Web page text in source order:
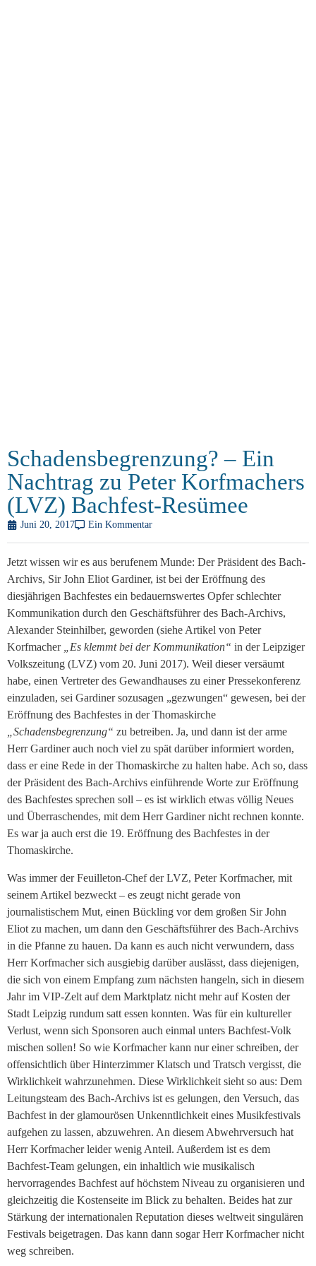
Schadensbegrenzung? – Ein
Nachtrag zu Peter Korfmachers
(LVZ) Bachfest-Resümee
Juni 20, 2017 Ein Kommentar
Jetzt wissen wir es aus berufenem Munde: Der Präsident des Bach-
Archivs, Sir John Eliot Gardiner, ist bei der Eröffnung des
diesjährigen Bachfestes ein bedauernswertes Opfer schlechter
Kommunikation durch den Geschäftsführer des Bach-Archivs,
Alexander Steinhilber, geworden (siehe Artikel von Peter
Korfmacher
„Es klemmt bei der Kommunikation“ in der Leipziger
Volkszeitung (LVZ) vom 20. Juni 2017). Weil dieser versäumt
habe, einen Vertreter des Gewandhauses zu einer Pressekonferenz
einzuladen, sei Gardiner sozusagen „gezwungen“ gewesen, bei der
Eröffnung des Bachfestes in der Thomaskirche
„Schadensbegrenzung“ zu betreiben. Ja, und dann ist der arme
Herr Gardiner auch noch viel zu spät darüber informiert worden,
dass er eine Rede in der Thomaskirche zu halten habe. Ach so, dass
der Präsident des Bach-Archivs einführende Worte zur Eröffnung
des Bachfestes sprechen soll – es ist wirklich etwas völlig Neues
und Überraschendes, mit dem Herr Gardiner nicht rechnen konnte.
Es war ja auch erst die 19. Eröffnung des Bachfestes in der
Thomaskirche.
Was immer der Feuilleton-Chef der LVZ, Peter Korfmacher, mit
seinem Artikel bezweckt – es zeugt nicht gerade von
journalistischem Mut, einen Bückling vor dem großen Sir John
Eliot zu machen, um dann den Geschäftsführer des Bach-Archivs
in die Pfanne zu hauen. Da kann es auch nicht verwundern, dass
Herr Korfmacher sich ausgiebig darüber auslässt, dass diejenigen,
die sich von einem Empfang zum nächsten hangeln, sich in diesem
Jahr im VIP-Zelt auf dem Marktplatz nicht mehr auf Kosten der
Stadt Leipzig rundum satt essen konnten. Was für ein kultureller
Verlust, wenn sich Sponsoren auch einmal unters Bachfest-Volk
mischen sollen! So wie Korfmacher kann nur einer schreiben, der
offensichtlich über Hinterzimmer Klatsch und Tratsch vergisst, die
Wirklichkeit wahrzunehmen. Diese Wirklichkeit sieht so aus: Dem
Leitungsteam des Bach-Archivs ist es gelungen, den Versuch, das
Bachfest in der glamourösen Unkenntlichkeit eines Musikfestivals
aufgehen zu lassen, abzuwehren. An diesem Abwehrversuch hat
Herr Korfmacher leider wenig Anteil. Außerdem ist es dem
Bachfest-Team gelungen, ein inhaltlich wie musikalisch
hervorragendes Bachfest auf höchstem Niveau zu organisieren und
gleichzeitig die Kostenseite im Blick zu behalten. Beides hat zur
Stärkung der internationalen Reputation dieses weltweit singulären
Festivals beigetragen. Das kann dann sogar Herr Korfmacher nicht
weg schreiben.